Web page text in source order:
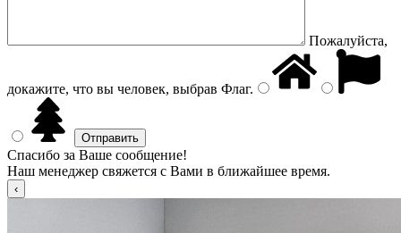
Пожалуйста,
докажите, что вы человек, выбрав Флаг.
Спасибо за Ваше сообщение!
Наш менеджер свяжется с Вами в ближайшее время.